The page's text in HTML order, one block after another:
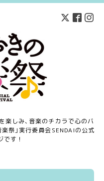
楽しみ､音楽のチカラで心のバ
祭｣実行委員会SENDAIの公式
です！